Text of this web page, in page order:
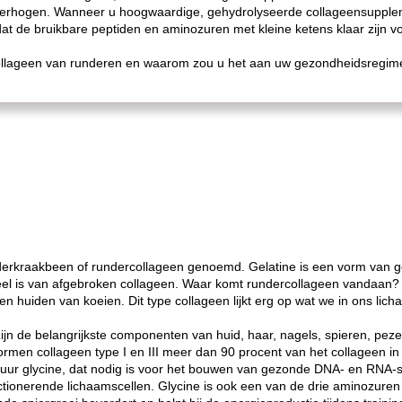
Wanneer u hoogwaardige, gehydrolyseerde
de bruikbare peptiden en aminozuren met kleine ketens klaar zijn
van runderen en waarom zou u het aan uw
of rundercollageen genoemd. Gelatine is een vorm van
is van afgebroken collageen. Waar komt rundercollageen
huiden van koeien. Dit type collageen lijkt erg op wat we in ons
de belangrijkste componenten van huid, haar, nagels, spieren,
collageen type I en III meer dan 90 procent van het collageen
glycine, dat nodig is voor het bouwen van gezonde DNA- en
lichaamscellen. Glycine is ook een van de drie